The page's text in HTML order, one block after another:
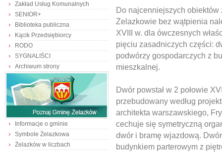
Zakład Usług Komunalnych
SENIOR+
Biblioteka publiczna
Kącik Przedsiębiorcy
RODO
SYGNALIŚCI
Archiwum strony
Informacje o gminie
Symbole Żelazkowa
Żelazków w liczbach
Do najcenniejszych
Żelazkowie bez wątpienia
XVIII w. dla ówczesnych
pięciu zasadniczych części:
podwórzy gospodarczych z
mieszkalnej.
Dwór powstał w 2 połowie
przebudowany według
architekta warszawskiego,
cechuje się symetryczną
dwór i bramę wjazdową.
budynkiem parterowym z